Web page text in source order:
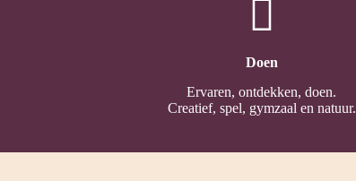
Doen
Ervaren, ontdekken, doen.
Creatief, spel, gymzaal en natuur.